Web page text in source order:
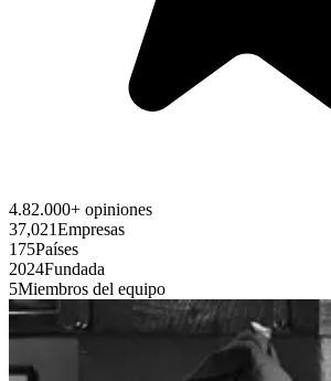
4.82.000+ opiniones
37,021Empresas
175Países
2024Fundada
5Miembros del equipo